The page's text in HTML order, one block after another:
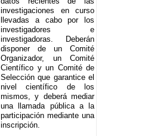
investigaciones en curso
llevadas a cabo por los
investigadores e
investigadoras. Deberán
disponer de un Comité
Organizador, un Comité
Científico y un Comité de
Selección que garantice el
nivel científico de los
mismos, y deberá mediar
una llamada pública a la
participación mediante una
inscripción.